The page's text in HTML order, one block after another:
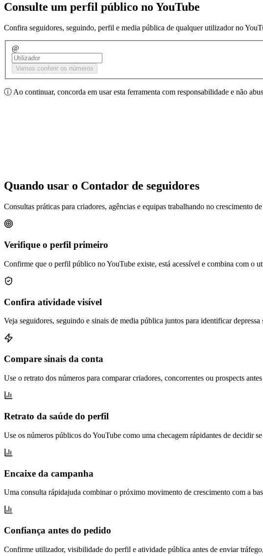
Consulte um perfil público no YouTube
Confira seguidores, seguindo, perfil e media pública de qualquer utilizador no
@
Vamos conferir os números
ⓘ Ao continuar, concorda em usar esta ferramenta com responsabilidade e não
Quando usar o Contador de seguidores
Consultas práticas para criadores, agências e equipas trabalhando no crescimento
Verifique o perfil primeiro
Confirme que o perfil público no YouTube existe, está acessível e combina com o
Confira atividade visível
Veja seguidores, seguindo e sinais de media pública juntos para identificar
Compare sinais da conta
Use o retrato dos números para comparar criadores, concorrentes ou prospects
Retrato da saúde do perfil
Use os números públicos do YouTube como uma checagem rápidantes de decidir
Encaixe da campanha
Uma consulta rápidajuda combinar o próximo movimento de crescimento com a
Confiança antes do pedido
Confirme utilizador, visibilidade do perfil e atividade pública antes de enviar